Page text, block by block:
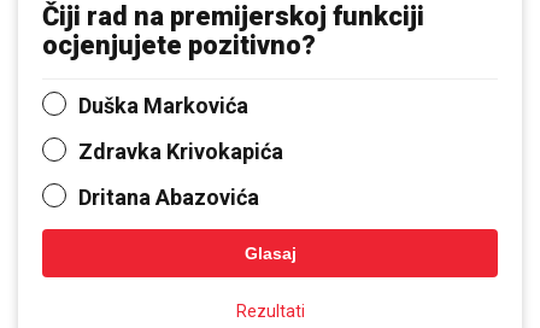
Čiji rad na premijerskoj funkciji
ocjenjujete pozitivno?
Duška Markovića
Zdravka Krivokapića
Dritana Abazovića
Glasaj
Rezultati